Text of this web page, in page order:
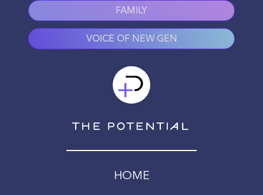
FAMILY
VOICE OF NEW GEN
HOME